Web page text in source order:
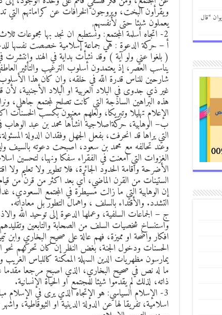
ويقرأون البخت، ويروجون الخرافات عن كراماتهم التي
يعملون شبئا حتى لأنفسهم,
2- اتجاه أسلمة المجتمع: ونستطبع ان نجد بها مجموعات ثلاث هي:
أ – حركة الدعوة : هي جماعة إسلامية خصصت نفسها
( بلغوا عني ولو آية ) وقد نشأت بداية في الهند وانتشرت
يناسب العصر، إذ يعتمدون أسلوب الترغيب والتأثير
شارحين للناس قدرة اللّه في خلقه، وإن كان هذا
غير ذي جدوى في البلاد العربية او البلاد الأجنبية، لأن
هذه البراهين الساذجة التي كانت تصلح لمجتمع جاهلي،
الإعلام تهليلا وتبريكا، ولعلهم معنيون بكسب الخسنات
ب– الوهابية، حركةاصلاجية انشأها محمد بن عبد الوهاب
التي يراها قد انحرفت، بفعل الجهل وفقدان الدولة
وعند تحالفه مع محمد بن سعود، اصبحت دعوته بالسيف
الغزوات التي امعنت في الفقراء سفكا ونهبا، لتحسين
الأضرحة واقامة الحدود الجائرة، فلا تطوير ولا تعليم ولا
الستينات من القرن الماضي، أي بعد اكثر من قرن من
إن الوهابية التي ما زالت مسيطرة في المجتمع السعودي،
التشدد. والأقتداء بالسلف ، واهمال التطور بل معاداته.
ج – الجماعات السلفية، وعملها الدعوة إلى توحيد الله
واستنساخ شخصيات السلف من الصحابة والتابعين وتقليدهم
افكار واضحة او مميزة، فهم عالة على صحيح البخاري وابن
الحسنات ودخول الجنة، بغض النظر إن كان تحركهم نحو
يمارسون مظهريات الدين السهلة الممكنة كاللباس
ما له نص في صحيح البخاري، الذي اصبح مرجعا مقدما
ذاته، لذلك لم يقدموا شيئا للمجتمع او الحياة الإنسانية.
3- الإسلام السياسي: هو الإتجاه الذي يرى في الإسلام
اسلامية، تفريقا لها عن الدولة الدينية او الثيوقاطية،
“قال